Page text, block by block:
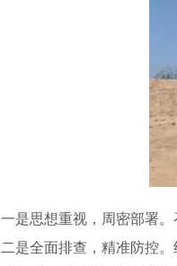
一是思想重视，周密部署
二是全面排查，精准防控